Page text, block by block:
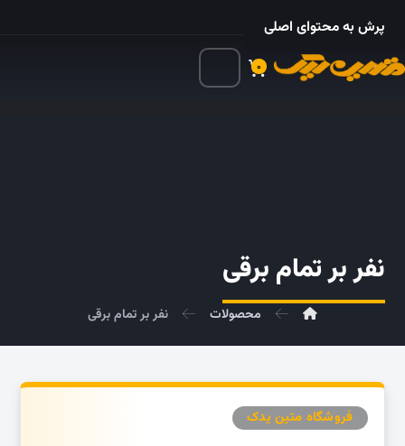
۰۲۱ – ۵۵۲۴ ۵۳۲۵
۰
پرش به محتوای اصلی
نفر بر تمام برقی
محصولات نفر بر تمام برقی
فروشگاه متین یدک